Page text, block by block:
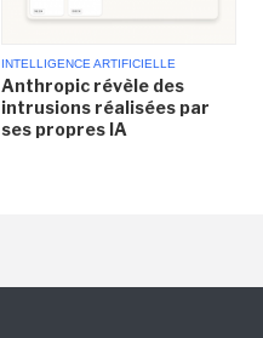
INTELLIGENCE ARTIFICIELLE
Anthropic révèle des
intrusions réalisées par
ses propres IA